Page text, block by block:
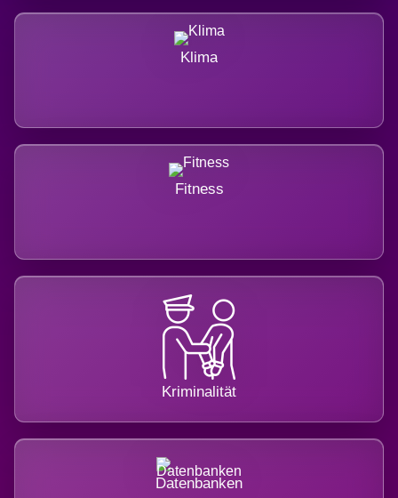
Klima
Fitness
Kriminalität
Datenbanken